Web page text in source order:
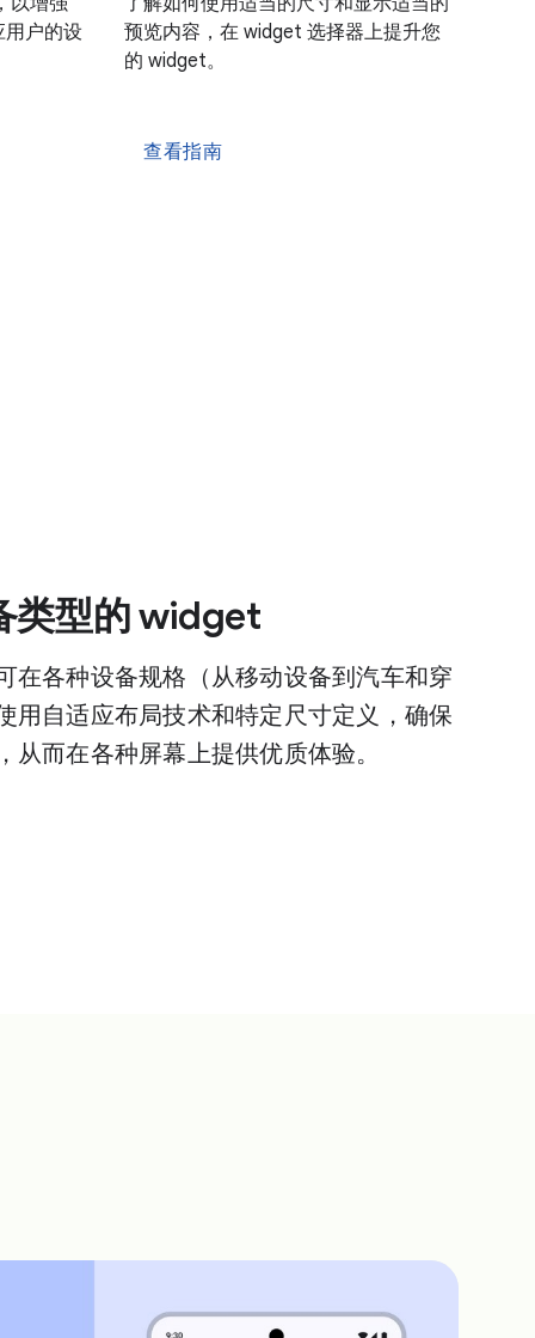
户的设
预览内容，在 widget 选择器上提升您
的 widget。
查看指南
类型的 widget
在各种设备规格（从移动设备到汽车和穿
用自适应布局技术和特定尺寸定义，确保
从而在各种屏幕上提供优质体验。